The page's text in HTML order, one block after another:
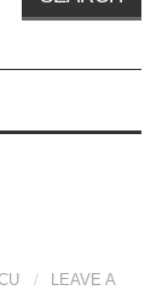
LEAVE A